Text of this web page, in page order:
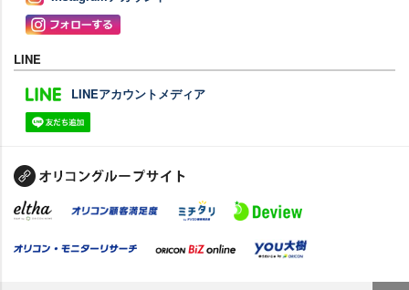
LINE
LINEアカウントメディア